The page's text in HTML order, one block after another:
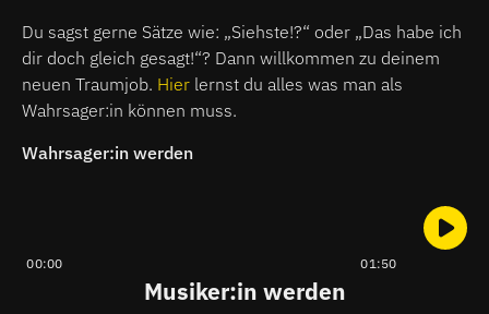
Du sagst gerne Sätze wie: „Siehste!?“ oder „Das habe ich
dir doch gleich gesagt!“? Dann willkommen zu deinem
neuen Traumjob. Hier lernst du alles was man als
Wahrsager:in können muss.
Wahrsager:in werden
00:00 01:50
Musiker:in werden